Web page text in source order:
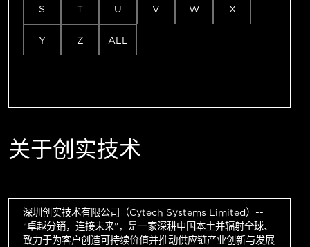
S T U V W X
Y Z ALL
关于创实技术
深圳创实技术有限公司（Cytech Systems Limited）--
“卓越分销，连接未来”，是一家深耕中国本土并辐射全球、
致力于为客户创造可持续价值并推动供应链产业创新与发展